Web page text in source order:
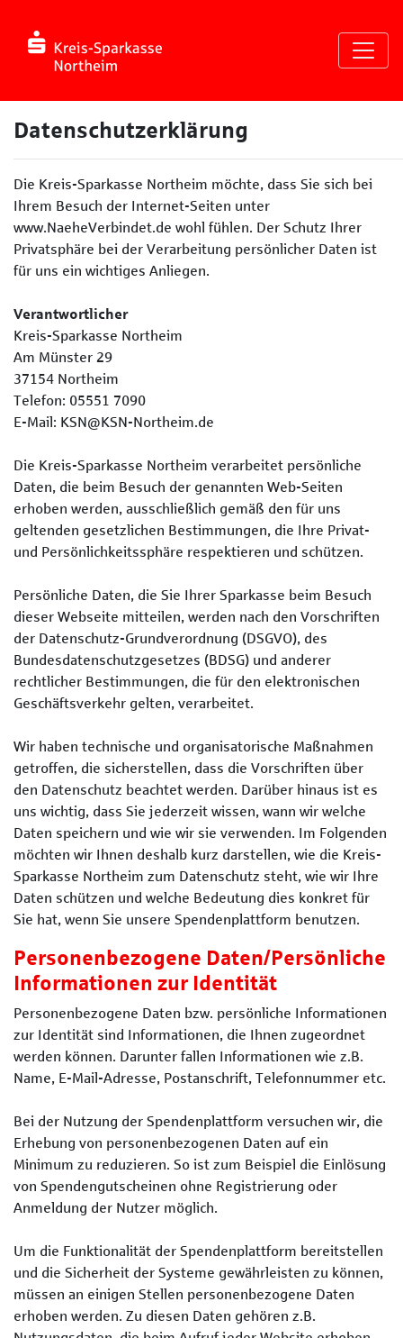
Datenschutzerklärung
Die Kreis-Sparkasse Northeim möchte, dass Sie sich bei
Ihrem Besuch der Internet-Seiten unter
www.NaeheVerbindet.de wohl fühlen. Der Schutz Ihrer
Privatsphäre bei der Verarbeitung persönlicher Daten ist
für uns ein wichtiges Anliegen.
Verantwortlicher
Kreis-Sparkasse Northeim
Am Münster 29
37154 Northeim
Telefon: 05551 7090
E-Mail: KSN@KSN-Northeim.de
Die Kreis-Sparkasse Northeim verarbeitet persönliche
Daten, die beim Besuch der genannten Web-Seiten
erhoben werden, ausschließlich gemäß den für uns
geltenden gesetzlichen Bestimmungen, die Ihre Privat-
und Persönlichkeitssphäre respektieren und schützen.
Persönliche Daten, die Sie Ihrer Sparkasse beim Besuch
dieser Webseite mitteilen, werden nach den Vorschriften
der Datenschutz-Grundverordnung (DSGVO), des
Bundesdatenschutzgesetzes (BDSG) und anderer
rechtlicher Bestimmungen, die für den elektronischen
Geschäftsverkehr gelten, verarbeitet.
Wir haben technische und organisatorische Maßnahmen
getroffen, die sicherstellen, dass die Vorschriften über
den Datenschutz beachtet werden. Darüber hinaus ist es
uns wichtig, dass Sie jederzeit wissen, wann wir welche
Daten speichern und wie wir sie verwenden. Im Folgenden
möchten wir Ihnen deshalb kurz darstellen, wie die Kreis-
Sparkasse Northeim zum Datenschutz steht, wie wir Ihre
Daten schützen und welche Bedeutung dies konkret für
Sie hat, wenn Sie unsere Spendenplattform benutzen.
Personenbezogene Daten/Persönliche
Informationen zur Identität
Personenbezogene Daten bzw. persönliche Informationen
zur Identität sind Informationen, die Ihnen zugeordnet
werden können. Darunter fallen Informationen wie z.B.
Name, E-Mail-Adresse, Postanschrift, Telefonnummer etc.
Bei der Nutzung der Spendenplattform versuchen wir, die
Erhebung von personenbezogenen Daten auf ein
Minimum zu reduzieren. So ist zum Beispiel die Einlösung
von Spendengutscheinen ohne Registrierung oder
Anmeldung der Nutzer möglich.
Um die Funktionalität der Spendenplattform bereitstellen
und die Sicherheit der Systeme gewährleisten zu können,
müssen an einigen Stellen personenbezogene Daten
erhoben werden. Zu diesen Daten gehören z.B.